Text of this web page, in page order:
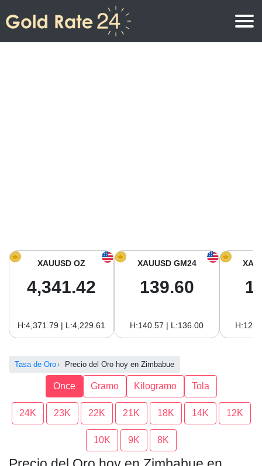
Precio del Oro hoy en América del sur
XAUUSD OZ
4,341.42
H:4,371.79 | L:4,229.61
XAUUSD GM24
139.60
H:140.57 | L:136.00
Tasa de Oro Precio del Oro hoy en Zimbabue
Once Gramo Kilogramo Tola
24K 23K 22K 21K 18K 14K 12K
10K 9K 8K